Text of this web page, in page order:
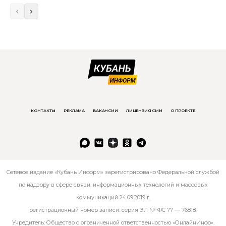
КОНТАКТЫ РЕКЛАМА ВАКАНСИИ ЛИЦЕНЗИЯ СМИ О ПРОЕКТЕ
Сетевое издание «Кубань Информ» зарегистрировано Федеральной службой
по надзору в сфере связи, информационных технологий и массовых
коммуникаций 24.09.2019 г.
регистрационный номер записи: серия ЭЛ № ФС 77 — 76818.
Учредитель: Общество с ограниченной ответственностью «ОнлайнИнфо».